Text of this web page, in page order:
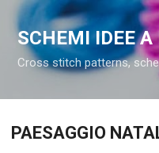
SCHEMI IDEE A
Cross stitch patterns,
PAESAGGIO